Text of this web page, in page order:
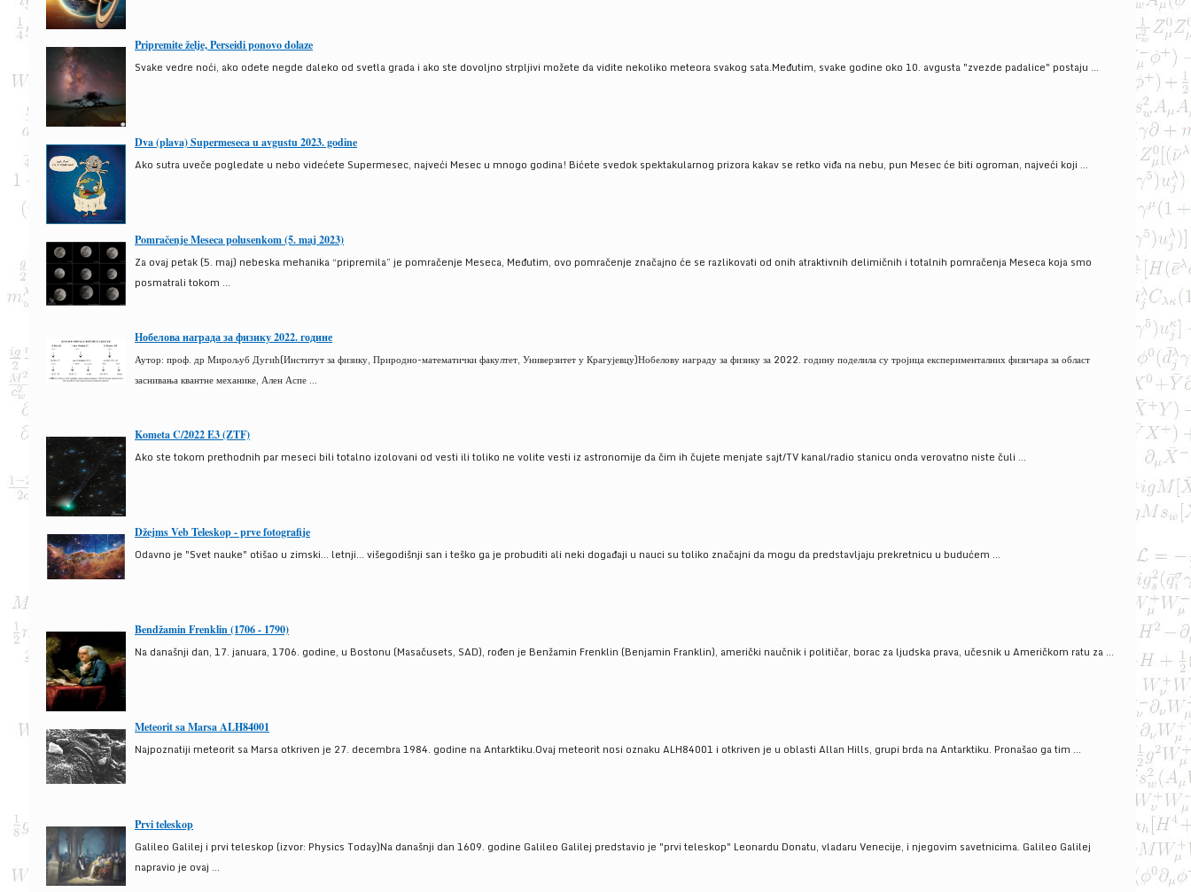
Pripremite želje, Perseidi ponovo dolaze
Svake vedre noći, ako odete negde daleko od svetla grada i ako ste dovoljno strpljivi možete da vidite nekoliko meteora svakog sata.Međutim, svake godine oko 10. avgusta "zvezde padalice" postaju ...
Dva (plava) Supermeseca u avgustu 2023. godine
Ako sutra uveče pogledate u nebo videćete Supermesec, najveći Mesec u mnogo godina! Bićete svedok spektakularnog prizora kakav se retko viđa na nebu, pun Mesec će biti ogroman, najveći koji ...
Pomračenje Meseca polusenkom (5. maj 2023)
Za ovaj petak (5. maj) nebeska mehanika “pripremila” je pomračenje Meseca, Međutim, ovo pomračenje značajno će se razlikovati od onih atraktivnih delimičnih i totalnih pomračenja Meseca koja smo
posmatrali tokom ...
Нобелова награда за физику 2022. године
Аутор: проф. др Мирољуб Дугић(Институт за физику, Природно-математички факултет, Универзитет у Крагујевцу)Нобелову награду за физику за 2022. годину поделила су тројица експерименталних физичара за област
заснивања квантне механике, Ален Аспе ...
Kometa C/2022 E3 (ZTF)
Ako ste tokom prethodnih par meseci bili totalno izolovani od vesti ili toliko ne volite vesti iz astronomije da čim ih čujete menjate sajt/TV kanal/radio stanicu onda verovatno niste čuli ...
Džejms Veb Teleskop - prve fotografije
Odavno je "Svet nauke" otišao u zimski... letnji... višegodišnji san i teško ga je probuditi ali neki događaji u nauci su toliko značajni da mogu da predstavljaju prekretnicu u budućem ...
Bendžamin Frenklin (1706 - 1790)
Na današnji dan, 17. januara, 1706. godine, u Bostonu (Masačusets, SAD), rođen je Benžamin Frenklin (Benjamin Franklin), američki naučnik i političar, borac za ljudska prava, učesnik u Američkom ratu za ...
Meteorit sa Marsa ALH84001
Najpoznatiji meteorit sa Marsa otkriven je 27. decembra 1984. godine na Antarktiku.Ovaj meteorit nosi oznaku ALH84001 i otkriven je u oblasti Allan Hills, grupi brda na Antarktiku. Pronašao ga tim ...
Prvi teleskop
Galileo Galilej i prvi teleskop (izvor: Physics Today)Na današnji dan 1609. godine Galileo Galilej predstavio je "prvi teleskop" Leonardu Donatu, vladaru Venecije, i njegovim savetnicima. Galileo Galilej
napravio je ovaj ...